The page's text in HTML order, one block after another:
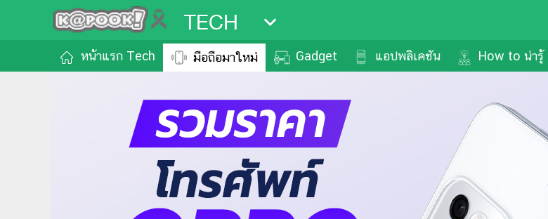
TECH
หน้าแรก Tech มือถือมาใหม่ Gadget แอปพลิเคชัน How to น่ารู้